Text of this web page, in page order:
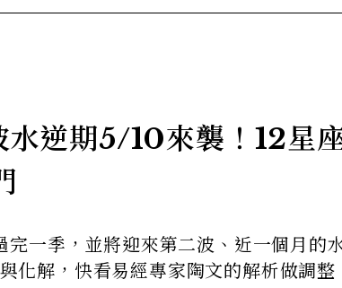
逆期5/10來襲！12星
一季，並將迎來第二波、近一個月的
化解，快看易經專家陶文的解析做調整